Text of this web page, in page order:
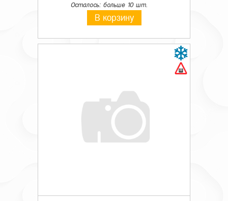
Осталось: больше 10 шт.
В корзину